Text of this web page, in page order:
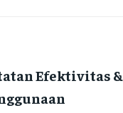
Efektivitas &